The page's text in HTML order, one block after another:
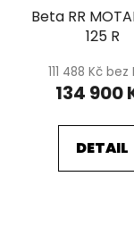
Beta RR
125 R
111 488 Kč bez
134 900
DETAIL